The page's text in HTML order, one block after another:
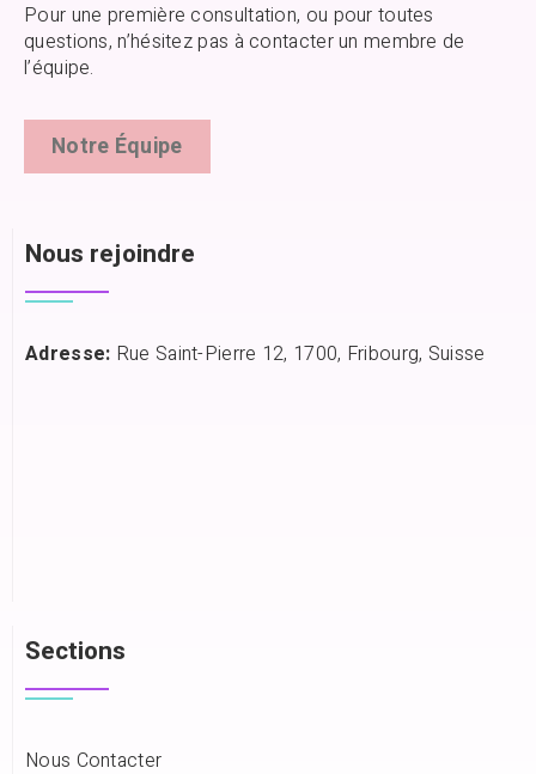
Pour une première consultation, ou pour toutes
questions, n’hésitez pas à contacter un membre de
l’équipe.
Notre Équipe
Nous rejoindre
Adresse: Rue Saint-Pierre 12, 1700, Fribourg, Suisse
Sections
Nous Contacter